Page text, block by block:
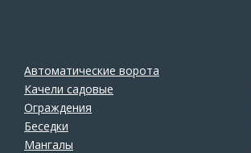
Автоматические ворота
Качели садовые
Ограждения
Беседки
Мангалы